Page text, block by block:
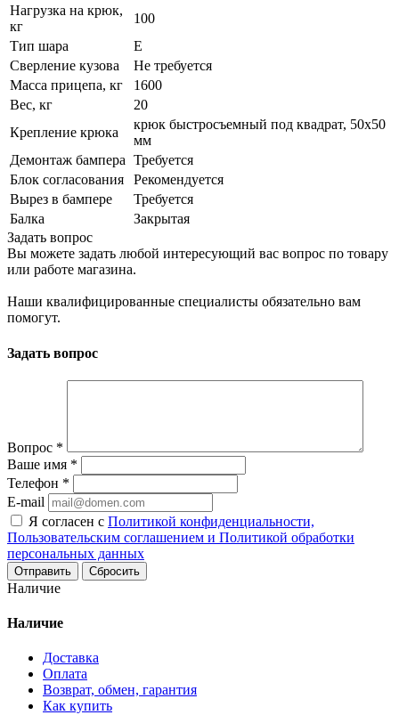
Нагрузка на крюк,
кг
100
Тип шара
E
Сверление кузова
Не требуется
Масса прицепа, кг
1600
Вес, кг
20
Крепление крюка
крюк быстросъемный под квадрат, 50х50
мм
Демонтаж бампера Требуется
Блок согласования
Рекомендуется
Вырез в бампере
Требуется
Балка
Закрытая
Задать вопрос
Вы можете задать любой интересующий вас вопрос по товару
или работе магазина.
Наши квалифицированные специалисты обязательно вам
помогут.
Задать вопрос
Вопрос *
Ваше имя *
Телефон *
E-mail
Я согласен с Политикой конфиденциальности,
Пользовательским соглашением и Политикой обработки
персональных данных
Сбросить
Наличие
Наличие
Доставка
Оплата
Возврат, обмен, гарантия
Как купить